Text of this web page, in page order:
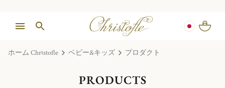
ホーム Christofle ベビー&キッズ プロダクト
PRODUCTS